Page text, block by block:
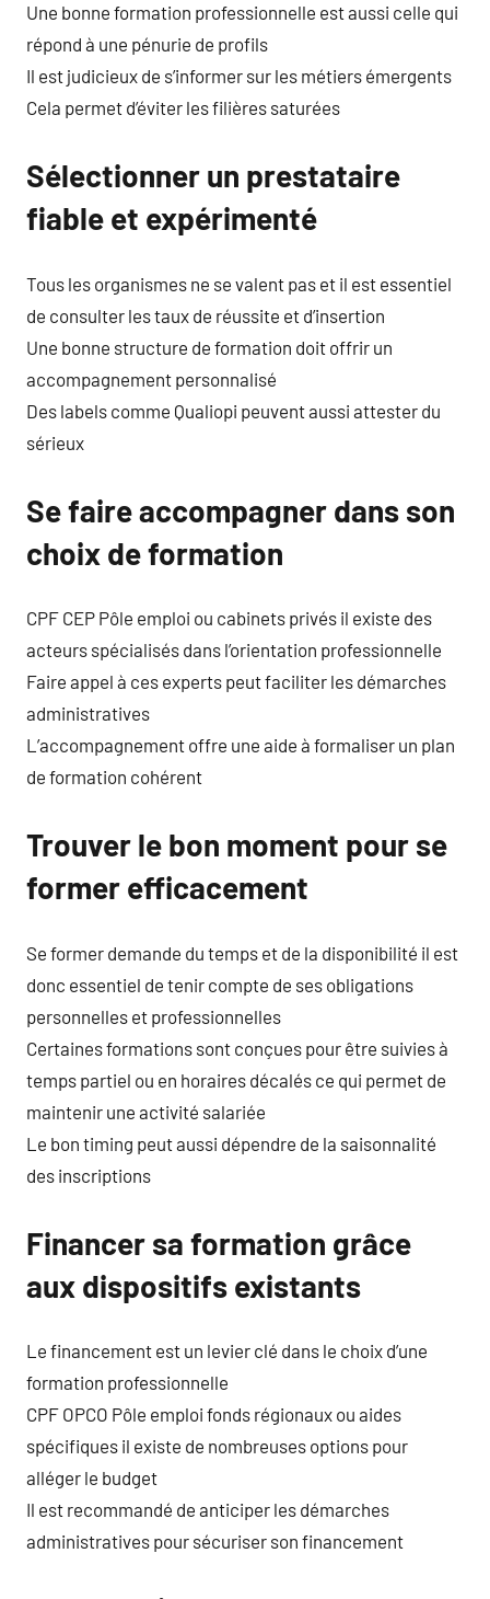
Une bonne formation professionnelle est aussi celle qui
répond à une pénurie de profils
Il est judicieux de s’informer sur les métiers émergents
Cela permet d’éviter les filières saturées
Sélectionner un prestataire
fiable et expérimenté
Tous les organismes ne se valent pas et il est essentiel
de consulter les taux de réussite et d’insertion
Une bonne structure de formation doit offrir un
accompagnement personnalisé
Des labels comme Qualiopi peuvent aussi attester du
sérieux
Se faire accompagner dans son
choix de formation
CPF CEP Pôle emploi ou cabinets privés il existe des
acteurs spécialisés dans l’orientation professionnelle
Faire appel à ces experts peut faciliter les démarches
administratives
L’accompagnement offre une aide à formaliser un plan
de formation cohérent
Trouver le bon moment pour se
former efficacement
Se former demande du temps et de la disponibilité il est
donc essentiel de tenir compte de ses obligations
personnelles et professionnelles
Certaines formations sont conçues pour être suivies à
temps partiel ou en horaires décalés ce qui permet de
maintenir une activité salariée
Le bon timing peut aussi dépendre de la saisonnalité
des inscriptions
Financer sa formation grâce
aux dispositifs existants
Le financement est un levier clé dans le choix d’une
formation professionnelle
CPF OPCO Pôle emploi fonds régionaux ou aides
spécifiques il existe de nombreuses options pour
alléger le budget
Il est recommandé de anticiper les démarches
administratives pour sécuriser son financement